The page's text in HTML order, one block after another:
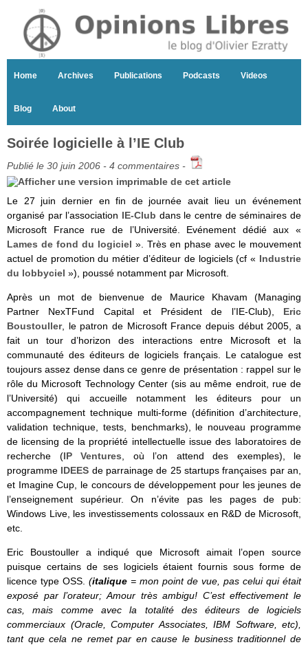
Home Archives Publications Podcasts Videos
Blog About
Soirée logicielle à l’IE Club
Publié le 30 juin 2006 - 4 commentaires -
Le 27 juin dernier en fin de journée avait lieu un événement
organisé par l’association IE-Club dans le centre de séminaires de
Microsoft France rue de l’Université. Evénement dédié aux «
Lames de fond du logiciel ». Très en phase avec le mouvement
actuel de promotion du métier d’éditeur de logiciels (cf « Industrie
du lobbyciel »), poussé notamment par Microsoft.
Après un mot de bienvenue de Maurice Khavam (Managing
Partner NexTFund Capital et Président de l’IE-Club), Eric
Boustouller, le patron de Microsoft France depuis début 2005, a
fait un tour d’horizon des interactions entre Microsoft et la
communauté des éditeurs de logiciels français. Le catalogue est
toujours assez dense dans ce genre de présentation : rappel sur le
rôle du Microsoft Technology Center (sis au même endroit, rue de
l’Université) qui accueille notamment les éditeurs pour un
accompagnement technique multi-forme (définition d’architecture,
validation technique, tests, benchmarks), le nouveau programme
de licensing de la propriété intellectuelle issue des laboratoires de
recherche (IP Ventures , où l’on attend des exemples), le
programme IDEES de parrainage de 25 startups françaises par an,
et Imagine Cup, le concours de développement pour les jeunes de
l’enseignement supérieur. On n’évite pas les pages de pub:
Windows Live, les investissements colossaux en R&D de Microsoft,
etc.
Eric Boustouller a indiqué que Microsoft aimait l’open source
puisque certains de ses logiciels étaient fournis sous forme de
licence type OSS. (italique = mon point de vue, pas celui qui était
exposé par l’orateur; Amour très ambigu! C’est effectivement le
cas, mais comme avec la totalité des éditeurs de logiciels
commerciaux (Oracle, Computer Associates, IBM Software, etc),
tant que cela ne remet par en cause le business traditionnel de